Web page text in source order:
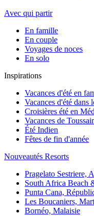
Avec qui partir
En famille
En couple
Voyages de noces
En solo
Inspirations
Vacances d'été en
Vacances d'été dans
Croisières été en
Vacances de
Été Indien
Fêtes de fin d'année
Nouveautés Resorts
Pragelato Sestriere,
South Africa Beach
Punta Cana,
Les Boucaniers,
Bornéo, Malaisie